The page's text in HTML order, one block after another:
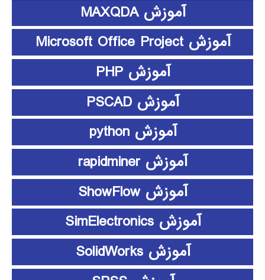
آموزش MAXQDA
آموزش Microsoft Office Project
آموزش PHP
آموزش PSCAD
آموزش python
آموزش rapidminer
آموزش ShowFlow
آموزش SimElectronics
آموزش SolidWorks